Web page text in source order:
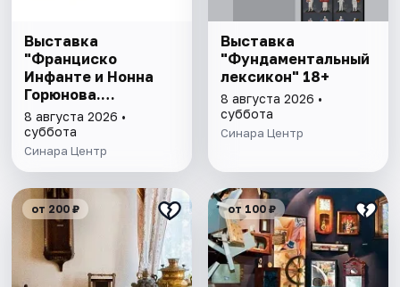
Выставка
"Франциско
Инфанте и Нонна
Горюнова.
Метафора,
метафизика,
метаморфоза" 6+
8 августа 2026 •
суббота
Синара Центр
Выставка
"Фундаментальный
лексикон" 18+
8 августа 2026 •
суббота
Синара Центр
от 200 ₽ от 100 ₽